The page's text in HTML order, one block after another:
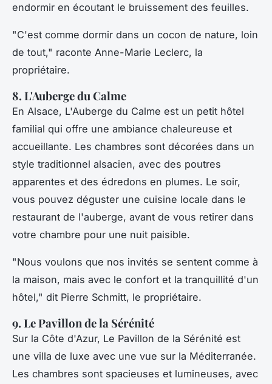
endormir en écoutant le bruissement des feuilles.
"C'est comme dormir dans un cocon de nature, loin
de tout," raconte Anne-Marie Leclerc, la
propriétaire.
8. L'Auberge du Calme
En Alsace, L'Auberge du Calme est un petit hôtel
familial qui offre une ambiance chaleureuse et
accueillante. Les chambres sont décorées dans un
style traditionnel alsacien, avec des poutres
apparentes et des édredons en plumes. Le soir,
vous pouvez déguster une cuisine locale dans le
restaurant de l'auberge, avant de vous retirer dans
votre chambre pour une nuit paisible.
"Nous voulons que nos invités se sentent comme à
la maison, mais avec le confort et la tranquillité d'un
hôtel," dit Pierre Schmitt, le propriétaire.
9. Le Pavillon de la Sérénité
Sur la Côte d'Azur, Le Pavillon de la Sérénité est
une villa de luxe avec une vue sur la Méditerranée.
Les chambres sont spacieuses et lumineuses, avec